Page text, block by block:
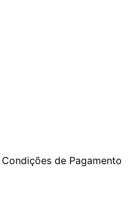
Condições de Pagamento